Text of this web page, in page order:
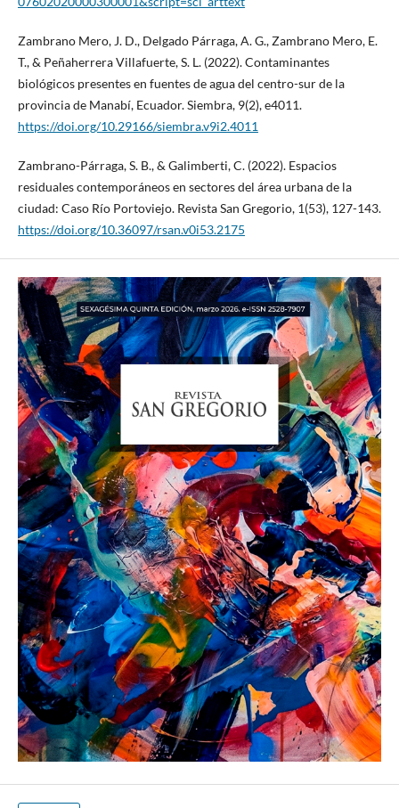
Zambrano Mero, J. D., Delgado Párraga, A. G., Zambrano Mero, E.
T., & Peñaherrera Villafuerte, S. L. (2022). Contaminantes
biológicos presentes en fuentes de agua del centro-sur de la
provincia de Manabí, Ecuador. Siembra, 9(2), e4011.
https://doi.org/10.29166/siembra.v9i2.4011
Zambrano-Párraga, S. B., & Galimberti, C. (2022). Espacios
residuales contemporáneos en sectores del área urbana de la
ciudad: Caso Río Portoviejo. Revista San Gregorio, 1(53), 127-143.
https://doi.org/10.36097/rsan.v0i53.2175